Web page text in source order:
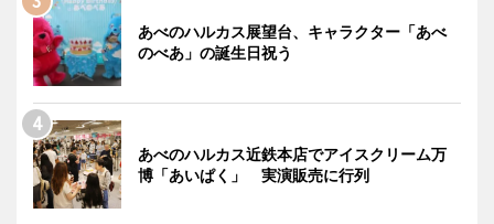
あべのハルカス展望台、キャラクター「あべ
のべあ」の誕生日祝う
あべのハルカス近鉄本店でアイスクリーム万
博「あいぱく」 実演販売に行列